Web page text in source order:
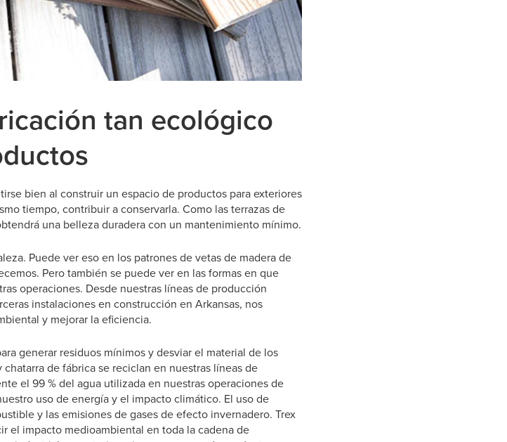
tan ecológico
bien al construir un espacio de productos para exteriores
tiempo, contribuir a conservarla. Como las terrazas de
una belleza duradera con un mantenimiento mínimo.
Puede ver eso en los patrones de vetas de madera de
Pero también se puede ver en las formas en que
operaciones. Desde nuestras líneas de producción
instalaciones en construcción en Arkansas, nos
y mejorar la eficiencia.
generar residuos mínimos y desviar el material de los
de fábrica se reciclan en nuestras líneas de
el 99 % del agua utilizada en nuestras operaciones de
uso de energía y el impacto climático. El uso de
y las emisiones de gases de efecto invernadero. Trex
el impacto medioambiental en toda la cadena de